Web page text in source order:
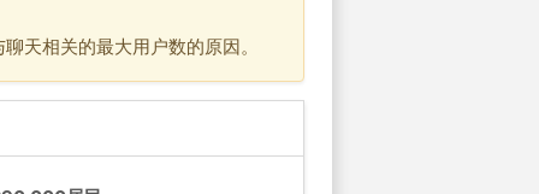
天相关的最大用户数的原因。